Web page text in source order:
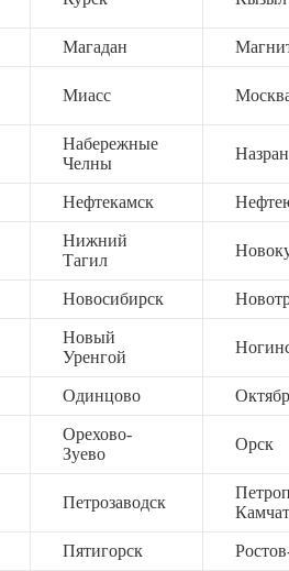
Магадан
Миасс
Набережные
Челны
Нефтекамск
Нижний
Тагил
Новосибирск
Новый
Уренгой
Одинцово
Орехово-
Зуево
Орск
Петрозаводск
Пятигорск